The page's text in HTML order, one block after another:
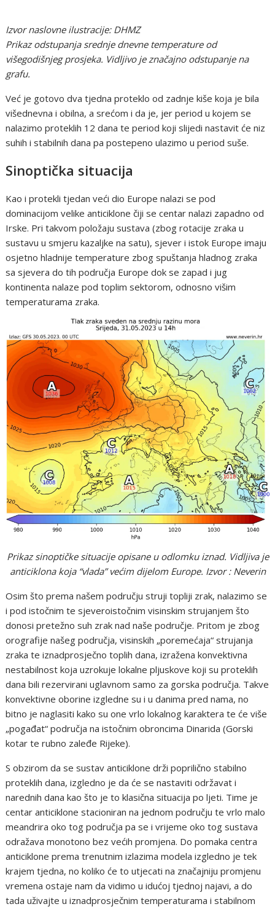
Izvor naslovne ilustracije: DHMZ
Prikaz odstupanja srednje dnevne temperature od
višegodišnjeg prosjeka. Vidljivo je značajno odstupanje na
grafu.
Već je gotovo dva tjedna proteklo od zadnje kiše koja je bila
višednevna i obilna, a srećom i da je, jer period u kojem se
nalazimo proteklih 12 dana te period koji slijedi nastavit će niz
suhih i stabilnih dana pa postepeno ulazimo u period suše.
Sinoptička situacija
Kao i protekli tjedan veći dio Europe nalazi se pod
dominacijom velike anticiklone čiji se centar nalazi zapadno od
Irske. Pri takvom položaju sustava (zbog rotacije zraka u
sustavu u smjeru kazaljke na satu), sjever i istok Europe imaju
osjetno hladnije temperature zbog spuštanja hladnog zraka
sa sjevera do tih područja Europe dok se zapad i jug
kontinenta nalaze pod toplim sektorom, odnosno višim
temperaturama zraka.
Prikaz sinoptičke situacije opisane u odlomku iznad. Vidljiva je
anticiklona koja “vlada” većim dijelom Europe. Izvor : Neverin
Osim što prema našem području struji topliji zrak, nalazimo se
i pod istočnim te sjeveroistočnim visinskim strujanjem što
donosi pretežno suh zrak nad naše područje. Pritom je zbog
orografije našeg područja, visinskih „poremećaja“ strujanja
zraka te iznadprosječno toplih dana, izražena konvektivna
nestabilnost koja uzrokuje lokalne pljuskove koji su proteklih
dana bili rezervirani uglavnom samo za gorska područja. Takve
konvektivne oborine izgledne su i u danima pred nama, no
bitno je naglasiti kako su one vrlo lokalnog karaktera te će više
„pogađat“ područja na istočnim obroncima Dinarida (Gorski
kotar te rubno zaleđe Rijeke).
S obzirom da se sustav anticiklone drži poprilično stabilno
proteklih dana, izgledno je da će se nastaviti održavat i
narednih dana kao što je to klasična situacija po ljeti. Time je
centar anticiklone stacioniran na jednom području te vrlo malo
meandrira oko tog područja pa se i vrijeme oko tog sustava
odražava monotono bez većih promjena. Do pomaka centra
anticiklone prema trenutnim izlazima modela izgledno je tek
krajem tjedna, no koliko će to utjecati na značajniju promjenu
vremena ostaje nam da vidimo u idućoj tjednoj najavi, a do
tada uživajte u iznadprosječnim temperaturama i stabilnom